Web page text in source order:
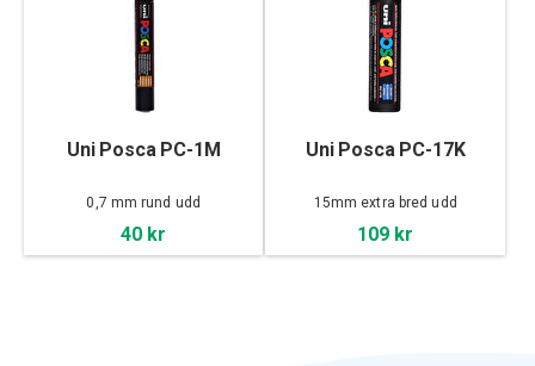
Uni Posca PC-1M
0,7 mm rund udd
40 kr
Uni Posca PC-17K
15mm extra bred udd
109 kr